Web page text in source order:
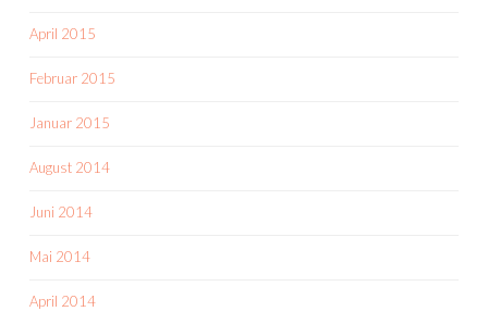
April 2015
Februar 2015
Januar 2015
August 2014
Juni 2014
Mai 2014
April 2014